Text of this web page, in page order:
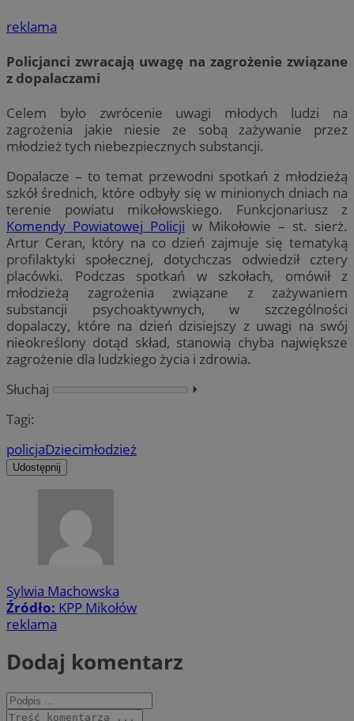
reklama
Policjanci zwracają uwagę na zagrożenie związane
z dopalaczami
Celem było zwrócenie uwagi młodych ludzi na
zagrożenia jakie niesie ze sobą zażywanie przez
młodzież tych niebezpiecznych substancji.
Dopalacze – to temat przewodni spotkań z młodzieżą
szkół średnich, które odbyły się w minionych dniach na
terenie powiatu mikołowskiego. Funkcjonariusz z
Komendy Powiatowej Policji w Mikołowie – st. sierż.
Artur Ceran, który na co dzień zajmuje się tematyką
profilaktyki społecznej, dotychczas odwiedził cztery
placówki. Podczas spotkań w szkołach, omówił z
młodzieżą zagrożenia związane z zażywaniem
substancji psychoaktywnych, w szczególności
dopalaczy, które na dzień dzisiejszy z uwagi na swój
nieokreślony dotąd skład, stanowią chyba największe
zagrożenie dla ludzkiego życia i zdrowia.
Słuchaj
⏵︎
Tagi:
policjaDziecimłodzież
Udostępnij
Sylwia Machowska
Źródło: KPP Mikołów
reklama
Dodaj komentarz